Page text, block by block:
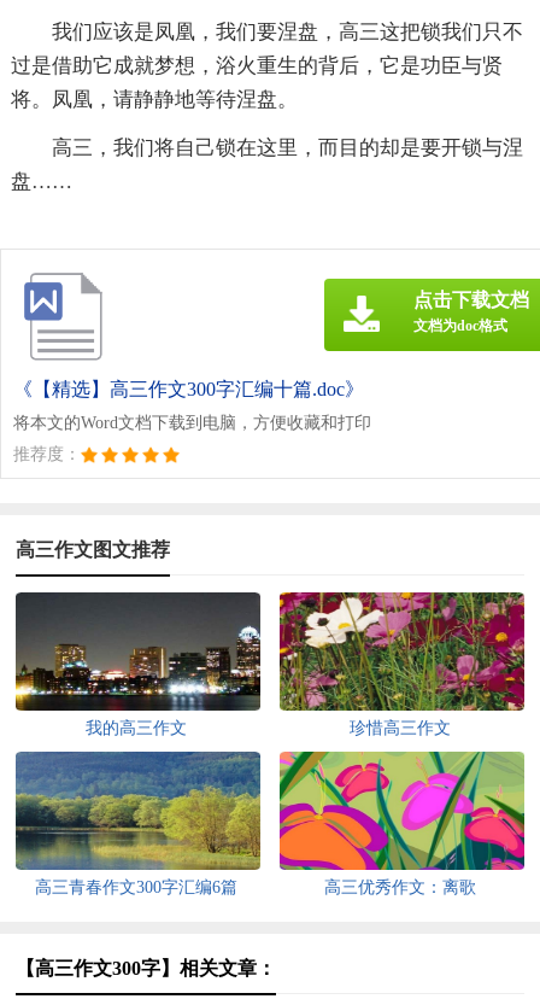
我们应该是凤凰，我们要涅盘，高三这把锁我们只不
过是借助它成就梦想，浴火重生的背后，它是功臣与贤
将。凤凰，请静静地等待涅盘。
高三，我们将自己锁在这里，而目的却是要开锁与涅
盘……
《【精选】高三作文300字汇编十篇.doc》
将本文的Word文档下载到电脑，方便收藏和打印
推荐度：
点击下载文档
文档为doc格式
高三作文图文推荐
我的高三作文 珍惜高三作文
高三青春作文300字汇编6篇 高三优秀作文：离歌
【高三作文300字】相关文章：